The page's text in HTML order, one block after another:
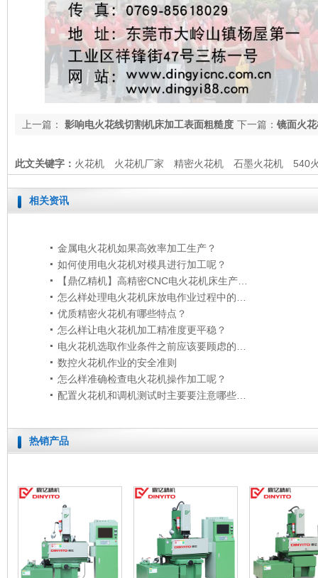
下一篇： 镜面火
上一篇：
影响电火花线切割机床加工表面粗糙度
此文关键字： 火花机 火花机厂家 精密火花机 石墨火花机
540
相关资讯
金属电火花机如果高效率加工生产？
如何使用电火花机对模具进行加工呢？
优质精密火花机有哪些特点？
怎么样让电火花机加工精准度更平稳？
数控火花机作业的安全准则
怎么样准确检查电火花机操作加工呢？
热销产品